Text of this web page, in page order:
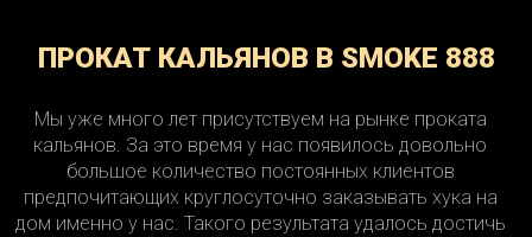
ПРОКАТ КАЛЬЯНОВ В SMOKE 888
Мы уже много лет присутствуем на рынке проката
кальянов. За это время у нас появилось довольно
большое количество постоянных клиентов
предпочитающих круглосуточно заказывать хука на
дом именно у нас. Такого результата удалось достичь